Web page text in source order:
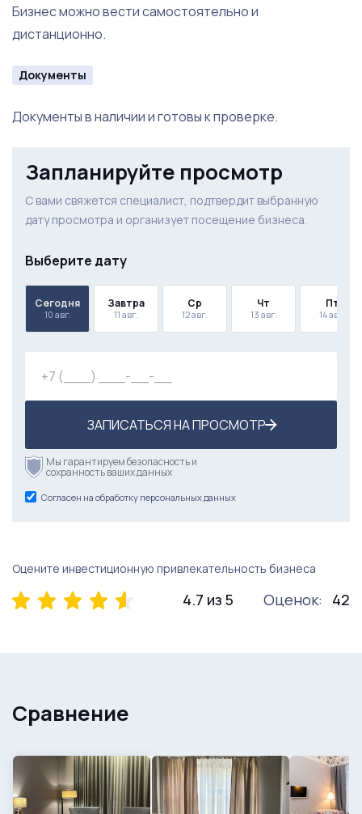
Бизнес можно вести самостоятельно и
дистанционно.
Документы
Документы в наличии и готовы к проверке.
Запланируйте просмотр
С вами свяжется специалист, подтвердит выбранную
дату просмотра и организует посещение бизнеса.
Выберите дату
Сегодня
10 авг.
Завтра
11 авг.
Ср
12 авг.
Чт
13 авг.
Пт
14 авг.
ЗАПИСАТЬСЯ НА ПРОСМОТР
Мы гарантируем безопасность и
сохранность ваших данных
Согласен на обработку персональных данных
Оцените инвестиционную привлекательность бизнеса
4.7 из 5 Оценок: 42
Сравнение